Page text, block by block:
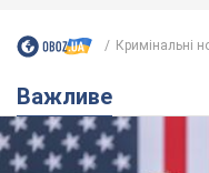
Кримінальні
Важливе